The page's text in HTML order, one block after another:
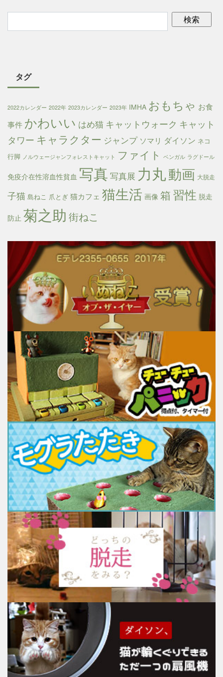
タグ
2022カレンダー 2022年 2023カレンダー 2023年 IMHA おもちゃ お食
事件 かわいい はめ猫 キャットウォーク キャット
タワー キャラクター ジャンプ ソマリ ダイソン ネコ
行脚 ノルウェージャンフォレストキャット ファイト ベンガル ラグドール
免疫介在性溶血性貧血 写真 写真展 力丸動画 大脱走
子猫 島ねこ 爪とぎ 猫カフェ 猫生活 画像 箱 習性 脱走
防止 菊之助 街ねこ